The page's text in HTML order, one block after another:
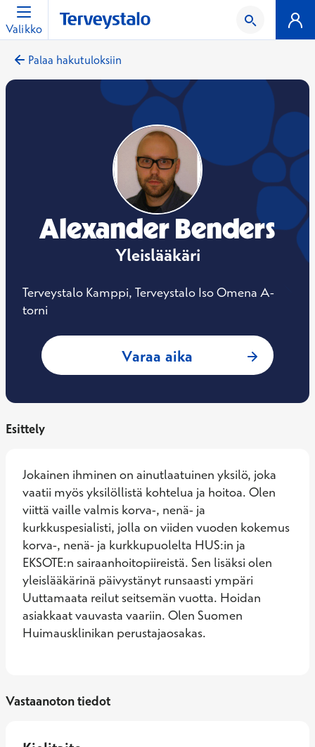
Valikko
Palaa hakutuloksiin
Alexander Benders
Yleislääkäri
Terveystalo Kamppi, Terveystalo Iso Omena A-
torni
Varaa aika : Alexander
Esittely
Jokainen ihminen on ainutlaatuinen yksilö, joka
vaatii myös yksilöllistä kohtelua ja hoitoa. Olen
viittä vaille valmis korva-, nenä- ja
kurkkuspesialisti, jolla on viiden vuoden kokemus
korva-, nenä- ja kurkkupuolelta HUS:in ja
EKSOTE:n sairaanhoitopiireistä. Sen lisäksi olen
yleislääkärinä päivystänyt runsaasti ympäri
Uuttamaata reilut seitsemän vuotta. Hoidan
asiakkaat vauvasta vaariin. Olen Suomen
Huimausklinikan perustajaosakas.
Vastaanoton tiedot